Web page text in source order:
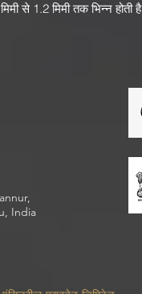
से 1.2 मिमी तक भिन्न होती है
India